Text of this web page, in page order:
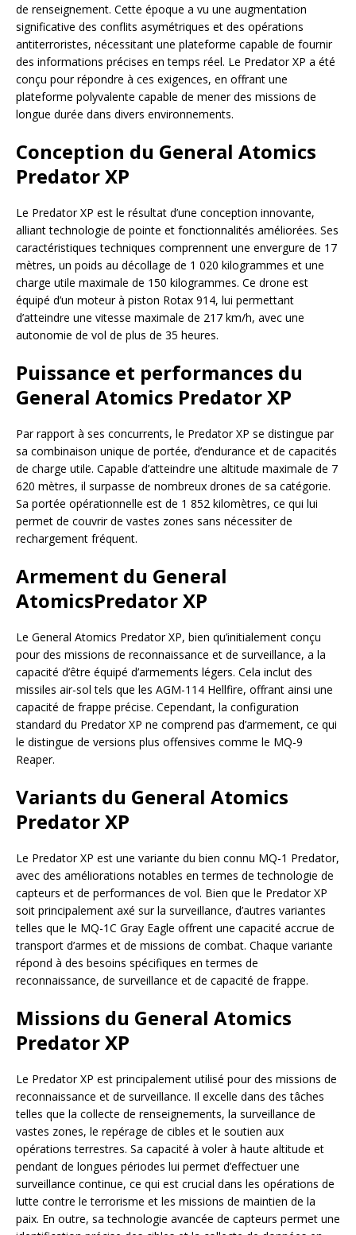
de renseignement. Cette époque a vu une augmentation
significative des conflits asymétriques et des opérations
antiterroristes, nécessitant une plateforme capable de fournir
des informations précises en temps réel. Le Predator XP a été
conçu pour répondre à ces exigences, en offrant une
plateforme polyvalente capable de mener des missions de
longue durée dans divers environnements.
Conception du General Atomics
Predator XP
Le Predator XP est le résultat d’une conception innovante,
alliant technologie de pointe et fonctionnalités améliorées. Ses
caractéristiques techniques comprennent une envergure de 17
mètres, un poids au décollage de 1 020 kilogrammes et une
charge utile maximale de 150 kilogrammes. Ce drone est
équipé d’un moteur à piston Rotax 914, lui permettant
d’atteindre une vitesse maximale de 217 km/h, avec une
autonomie de vol de plus de 35 heures.
Puissance et performances du
General Atomics Predator XP
Par rapport à ses concurrents, le Predator XP se distingue par
sa combinaison unique de portée, d’endurance et de capacités
de charge utile. Capable d’atteindre une altitude maximale de 7
620 mètres, il surpasse de nombreux drones de sa catégorie.
Sa portée opérationnelle est de 1 852 kilomètres, ce qui lui
permet de couvrir de vastes zones sans nécessiter de
rechargement fréquent.
Armement du General
AtomicsPredator XP
Le General Atomics Predator XP, bien qu’initialement conçu
pour des missions de reconnaissance et de surveillance, a la
capacité d’être équipé d’armements légers. Cela inclut des
missiles air-sol tels que les AGM-114 Hellfire, offrant ainsi une
capacité de frappe précise. Cependant, la configuration
standard du Predator XP ne comprend pas d’armement, ce qui
le distingue de versions plus offensives comme le MQ-9
Reaper.
Variants du General Atomics
Predator XP
Le Predator XP est une variante du bien connu MQ-1 Predator,
avec des améliorations notables en termes de technologie de
capteurs et de performances de vol. Bien que le Predator XP
soit principalement axé sur la surveillance, d’autres variantes
telles que le MQ-1C Gray Eagle offrent une capacité accrue de
transport d’armes et de missions de combat. Chaque variante
répond à des besoins spécifiques en termes de
reconnaissance, de surveillance et de capacité de frappe.
Missions du General Atomics
Predator XP
Le Predator XP est principalement utilisé pour des missions de
reconnaissance et de surveillance. Il excelle dans des tâches
telles que la collecte de renseignements, la surveillance de
vastes zones, le repérage de cibles et le soutien aux
opérations terrestres. Sa capacité à voler à haute altitude et
pendant de longues périodes lui permet d’effectuer une
surveillance continue, ce qui est crucial dans les opérations de
lutte contre le terrorisme et les missions de maintien de la
paix. En outre, sa technologie avancée de capteurs permet une